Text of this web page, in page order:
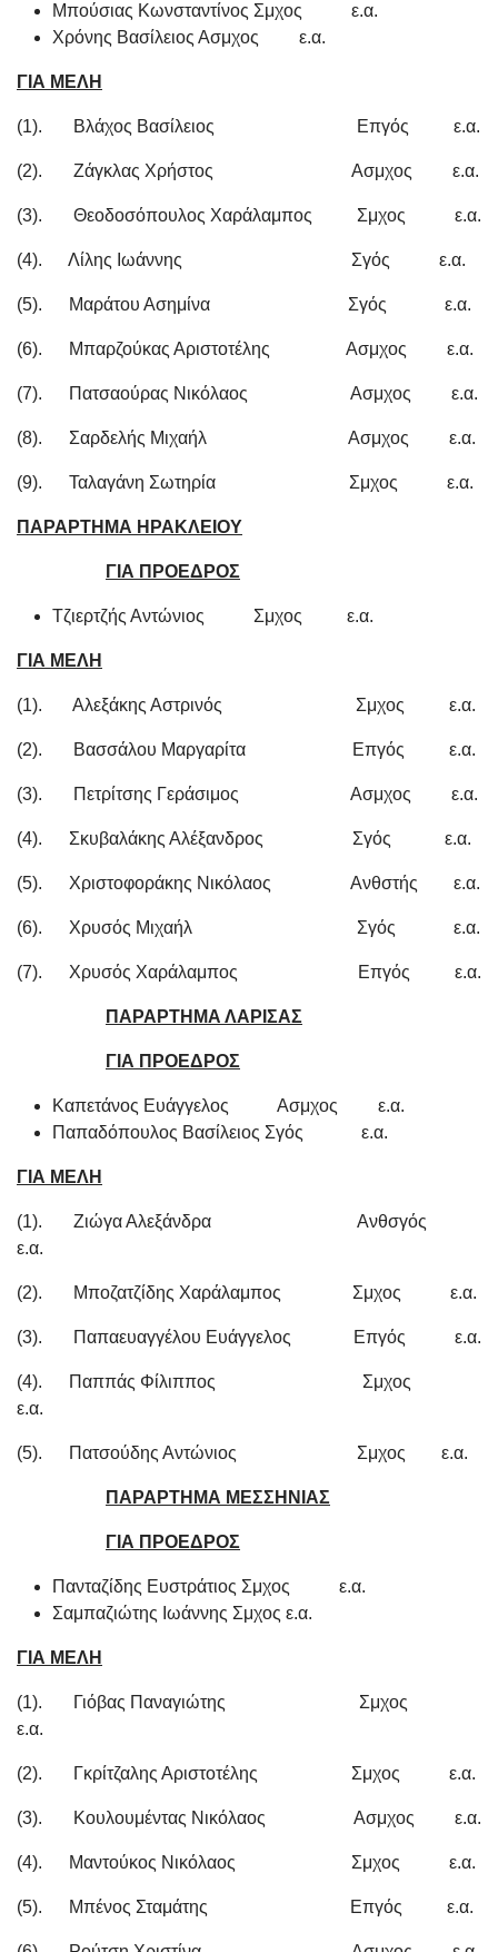
Μπούσιας Κωνσταντίνος Σμχος ε.α.
Χρόνης Βασίλειος Ασμχος ε.α.
ΓΙΑ ΜΕΛΗ
(1). Βλάχος Βασίλειος Επγός ε.α.
(2). Ζάγκλας Χρήστος Ασμχος ε.α.
(3). Θεοδοσόπουλος Χαράλαμπος Σμχος ε.α.
(4). Λίλης Ιωάννης Σγός ε.α.
(5). Μαράτου Ασημίνα Σγός ε.α.
(6). Μπαρζούκας Αριστοτέλης Ασμχος ε.α.
(7). Πατσαούρας Νικόλαος Ασμχος ε.α.
(8). Σαρδελής Μιχαήλ Ασμχος ε.α.
(9). Ταλαγάνη Σωτηρία Σμχος ε.α.
ΠΑΡΑΡΤΗΜΑ ΗΡΑΚΛΕΙΟΥ
ΓΙΑ ΠΡΟΕΔΡΟΣ
Τζιερτζής Αντώνιος Σμχος ε.α.
ΓΙΑ ΜΕΛΗ
(1). Αλεξάκης Αστρινός Σμχος ε.α.
(2). Βασσάλου Μαργαρίτα Επγός ε.α.
(3). Πετρίτσης Γεράσιμος Ασμχος ε.α.
(4). Σκυβαλάκης Αλέξανδρος Σγός ε.α.
(5). Χριστοφοράκης Νικόλαος Ανθστής ε.α.
(6). Χρυσός Μιχαήλ Σγός ε.α.
(7). Χρυσός Χαράλαμπος Επγός ε.α.
ΠΑΡΑΡΤΗΜΑ ΛΑΡΙΣΑΣ
ΓΙΑ ΠΡΟΕΔΡΟΣ
Καπετάνος Ευάγγελος Ασμχος ε.α.
Παπαδόπουλος Βασίλειος Σγός ε.α.
ΓΙΑ ΜΕΛΗ
(1). Ζιώγα Αλεξάνδρα Ανθσγός
ε.α.
(2). Μποζατζίδης Χαράλαμπος Σμχος ε.α.
(3). Παπαευαγγέλου Ευάγγελος Επγός ε.α.
(4). Παππάς Φίλιππος Σμχος
ε.α.
(5). Πατσούδης Αντώνιος Σμχος ε.α.
ΠΑΡΑΡΤΗΜΑ ΜΕΣΣΗΝΙΑΣ
ΓΙΑ ΠΡΟΕΔΡΟΣ
Πανταζίδης Ευστράτιος Σμχος ε.α.
Σαμπαζιώτης Ιωάννης Σμχος ε.α.
ΓΙΑ ΜΕΛΗ
(1). Γιόβας Παναγιώτης Σμχος
ε.α.
(2). Γκρίτζαλης Αριστοτέλης Σμχος ε.α.
(3). Κουλουμέντας Νικόλαος Ασμχος ε.α.
(4). Μαντούκος Νικόλαος Σμχος ε.α.
(5). Μπένος Σταμάτης Επγός ε.α.